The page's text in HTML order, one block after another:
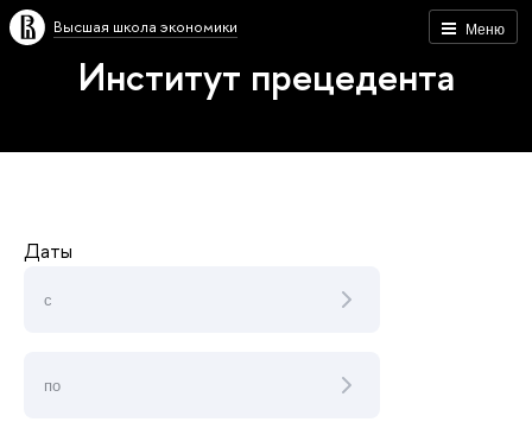
Меню
Высшая школа экономики
Институт прецедента
Даты